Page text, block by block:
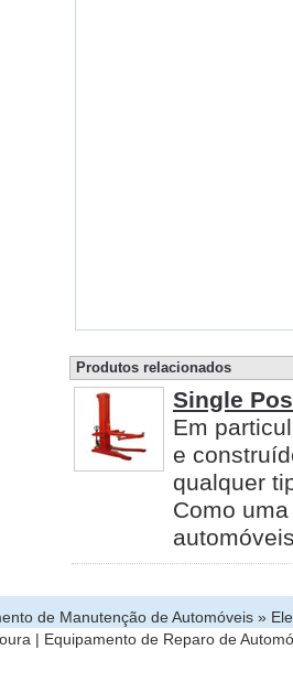
Produtos relacionados
Single
Em
e
qualquer
Como
de Manutenção de Automóveis »
| Equipamento de Reparo de